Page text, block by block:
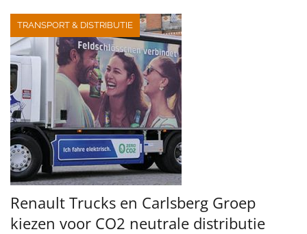
TRANSPORT & DISTRIBUTIE
Renault Trucks en Carlsberg Groep
kiezen voor CO2 neutrale distributie